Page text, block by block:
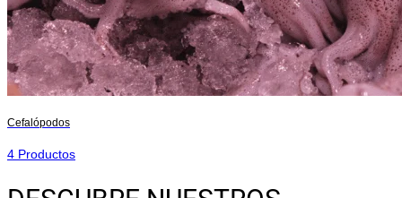
Cefalópodos
4 Productos